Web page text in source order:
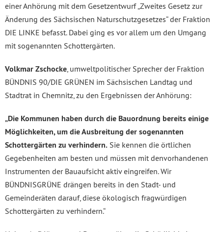
einer Anhörung mit dem Gesetzentwurf „Zweites Gesetz zur
Änderung des Sächsischen Naturschutzgesetzes“ der Fraktion
DIE LINKE befasst. Dabei ging es vor allem um den Umgang
mit sogenannten Schottergärten.
Volkmar Zschocke , umweltpolitischer Sprecher der Fraktion
BÜNDNIS 90/DIE GRÜNEN im Sächsischen Landtag und
Stadtrat in Chemnitz, zu den Ergebnissen der Anhörung:
„Die Kommunen haben durch die Bauordnung bereits einige
Möglichkeiten, um die Ausbreitung der sogenannten
Schottergärten zu verhindern. Sie kennen die örtlichen
Gegebenheiten am besten und müssen mit denvorhandenen
Instrumenten der Bauaufsicht aktiv eingreifen. Wir
BÜNDNISGRÜNE drängen bereits in den Stadt- und
Gemeinderäten darauf, diese ökologisch fragwürdigen
Schottergärten zu verhindern.“